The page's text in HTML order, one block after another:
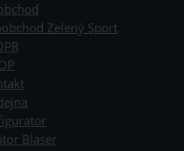
Zelený Sport
Blaser